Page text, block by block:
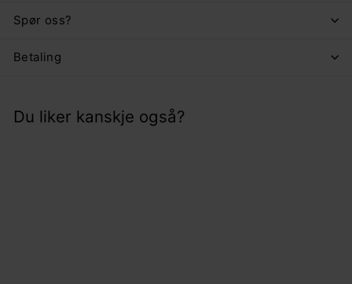
Spør oss?
Betaling
Du liker kanskje også?